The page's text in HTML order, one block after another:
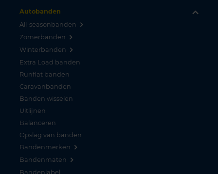
Autobanden
All-seasonbanden
Zomerbanden
Winterbanden
Extra Load banden
Runflat banden
Caravanbanden
Banden wisselen
Uitlijnen
Balanceren
Opslag van banden
Bandenmerken
Bandenmaten
Bandenlabel